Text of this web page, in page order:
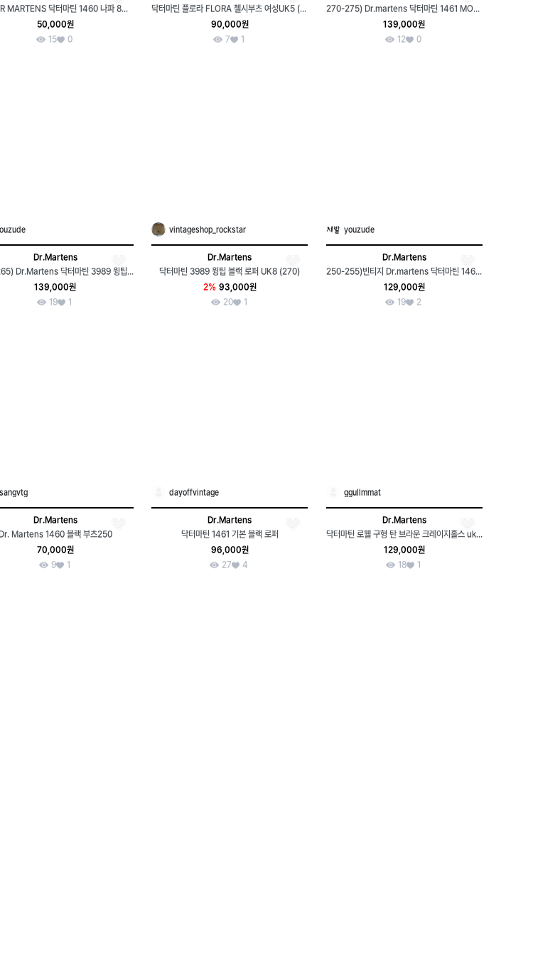
260 DR MARTENS 닥터마틴 1460 나파 8홀 빈티지 블랙 부츠
50,000원
15
0
닥터마틴 플로라 FLORA 첼시부츠 여성UK5 (240)
90,000원
7
1
270-275) Dr.martens 닥터마틴 1461 MONO 로퍼
139,000원
12
0
Dr.Martens
260-265) Dr.Martens 닥터마틴 3989 윙팁 미키마우스
139,000원
19
1
vintageshop_rockstar
Dr.Martens
닥터마틴 3989 윙팁 블랙 로퍼 UK8 (270)
2% 93,000원
20
1
youzude
Dr.Martens
250-255)빈티지 Dr.martens 닥터마틴 1461 브러시 오프
129,000원
19
2
Dr.Martens
Dr. Martens 1460 블랙 부츠250
70,000원
9
1
dayoffvintage
Dr.Martens
닥터마틴 1461 기본 블랙 로퍼
96,000원
27
4
ggullmmat
Dr.Martens
닥터마틴 로웰 구형 탄 브라운 크레이지홀스 uk7 260-265 박스 보유상품
129,000원
18
1